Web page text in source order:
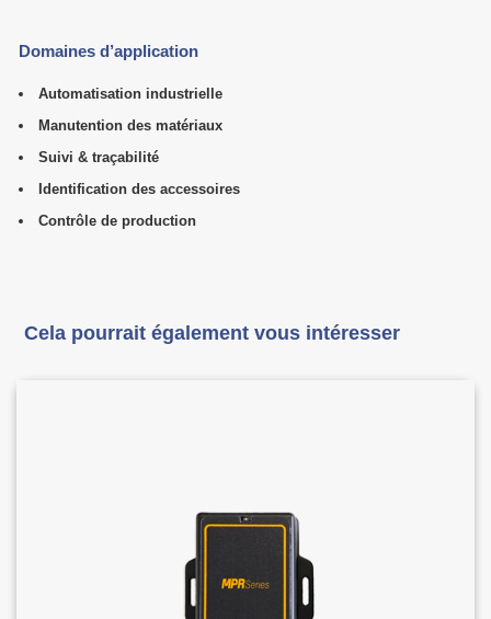
Domaines d’application
Automatisation industrielle
Manutention des matériaux
Suivi & traçabilité
Identification des accessoires
Contrôle de production
Cela pourrait également vous intéresser